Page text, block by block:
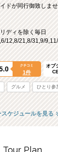
ドが同行御致しま
ディを除く毎日
12,8/21,8/31,9/
クチコミ
1件
オプ
グルメ ひとり参
スケジュールを見る
Tour Plan